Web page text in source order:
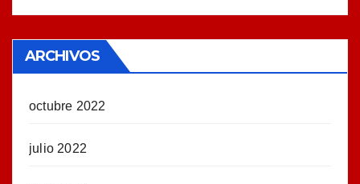
ARCHIVOS
octubre 2022
julio 2022